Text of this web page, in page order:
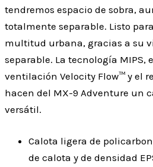
tendremos espacio de sobra,
totalmente separable. Listo
multitud urbana, gracias a su
separable. La tecnología MIPS,
ventilación Velocity Flow™ y el
hacen del MX-9 Adventure un
versátil.
Calota ligera de
de calota y de densidad